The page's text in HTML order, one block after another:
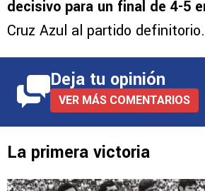
decisivo para un final de 4-5
Cruz Azul al partido definitorio.
Deja tu opinión
VER MÁS COMENTARIOS
La primera victoria